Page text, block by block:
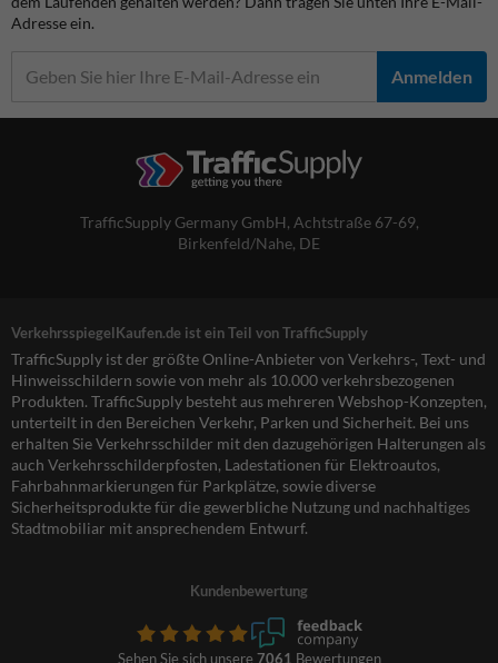
Adresse ein.
Anmelden
TrafficSupply Germany GmbH, Achtstraße 67-69,
Birkenfeld/Nahe, DE
VerkehrsspiegelKaufen.de ist ein Teil von TrafficSupply
TrafficSupply ist der größte Online-Anbieter von Verkehrs-, Text- und
Hinweisschildern sowie von mehr als 10.000 verkehrsbezogenen
Produkten. TrafficSupply besteht aus mehreren Webshop-Konzepten,
unterteilt in den Bereichen Verkehr, Parken und Sicherheit. Bei uns
erhalten Sie Verkehrsschilder mit den dazugehörigen Halterungen als
auch Verkehrsschilderpfosten, Ladestationen für Elektroautos,
Fahrbahnmarkierungen für Parkplätze, sowie diverse
Sicherheitsprodukte für die gewerbliche Nutzung und nachhaltiges
Stadtmobiliar mit ansprechendem Entwurf.
Kundenbewertung
Sehen Sie sich unsere 7061 Bewertungen